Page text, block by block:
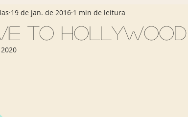
News Berlim Algarve
to Hollywood
19 de jan. de 2016 1 min de leitura